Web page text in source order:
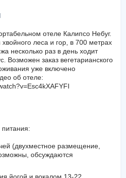
отеле Калипсо Небуг.
леса и гор, в 700 метрах
несколько раз в день ходит
Возможен заказ вегетарианского
уже включено
об отеле:
(двухместное размещение,
обсуждаются